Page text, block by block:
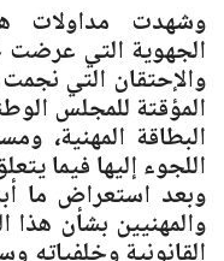
وشهدت مداولات
الجهوية التي عرضت
والإحتقان التي
المؤقتة للمجلس
البطاقة المهنية،
اللجوء إليها فيما
وبعد استعراض ما
والمهنيين بشأن